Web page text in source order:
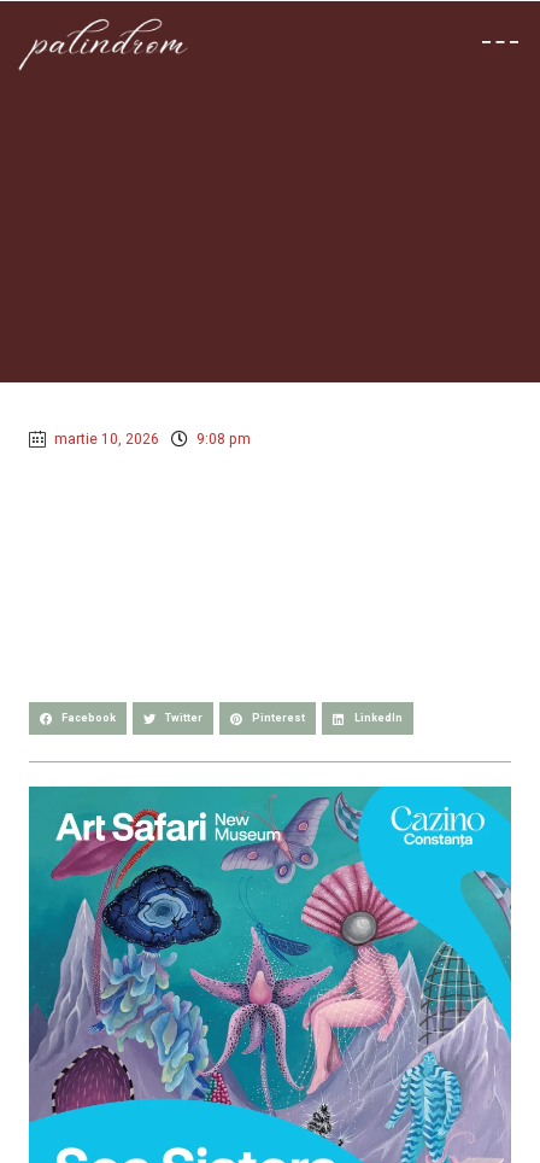
martie 10, 2026 9:08 pm
Facebook Twitter Pinterest LinkedIn